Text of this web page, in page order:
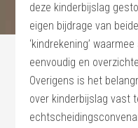
deze kinderbijslag
eigen bijdrage van
‘kindrekening’
eenvoudig en
Overigens is het
over kinderbijslag vast